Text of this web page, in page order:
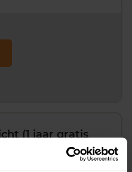
(1 jaar gratis